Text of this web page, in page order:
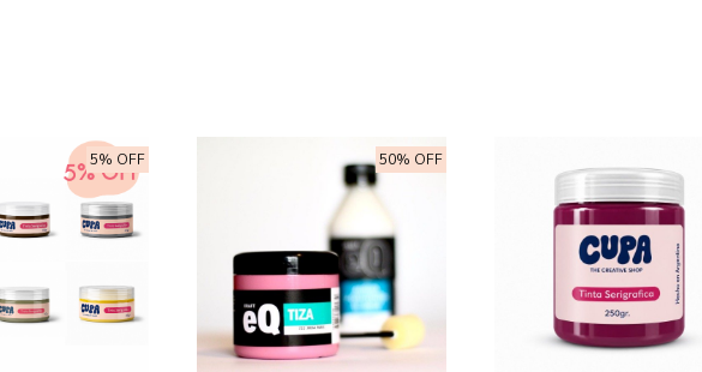
5% OFF 50% OFF